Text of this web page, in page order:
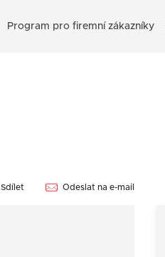
Program pro firemní zákazníky
Sdílet Odeslat na e-mail